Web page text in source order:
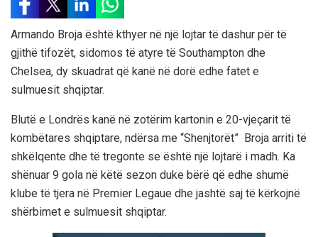
Armando Broja është kthyer në një lojtar të dashur për të
gjithë tifozët, sidomos të atyre të Southampton dhe
Chelsea, dy skuadrat që kanë në dorë edhe fatet e
sulmuesit shqiptar.
Blutë e Londrës kanë në zotërim kartonin e 20-vjeçarit të
kombëtares shqiptare, ndërsa me “Shenjtorët” Broja arriti të
shkëlqente dhe të tregonte se është një lojtarë i madh. Ka
shënuar 9 gola në këtë sezon duke bërë që edhe shumë
klube të tjera në Premier Legaue dhe jashtë saj të kërkojnë
shërbimet e sulmuesit shqiptar.